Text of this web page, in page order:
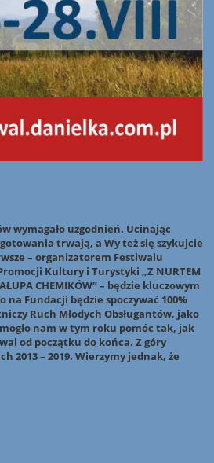
wymagało uzgodnień. Ucinając
trwają, a Wy też się szykujcie
– organizatorem Festiwalu
Kultury i Turystyki „Z NURTEM
CHEMIKÓW” – będzie kluczowym
Fundacji będzie spoczywać 100%
Ruch Młodych Obsługantów, jako
nam w tym roku pomóc tak, jak
od początku do końca. Z góry
2013 – 2019. Wierzymy jednak, że